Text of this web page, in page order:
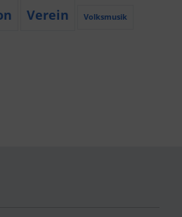
Verein Volksmusik